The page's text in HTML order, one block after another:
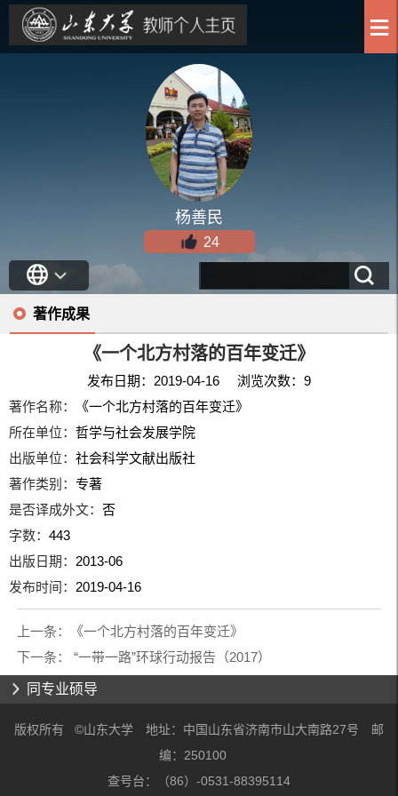
杨善民
24
著作成果
《一个北方村落的百年变迁》
发布日期：2019-04-16 浏览次数： 9
著作名称：
《一个北方村落的百年变迁》
所在单位：哲学与社会发展学院
出版单位：社会科学文献出版社
著作类别：专著
是否译成外文：否
字数：443
出版日期： 2013-06
发布时间： 2019-04-16
上一条：
《一个北方村落的百年变迁》
下一条：
“一带一路”环球行动报告（2017）
同专业硕导
版权所有 ©山东大学 地址：中国山东省济南市山大南路27号 邮
编：250100
查号台：（86）-0531-88395114